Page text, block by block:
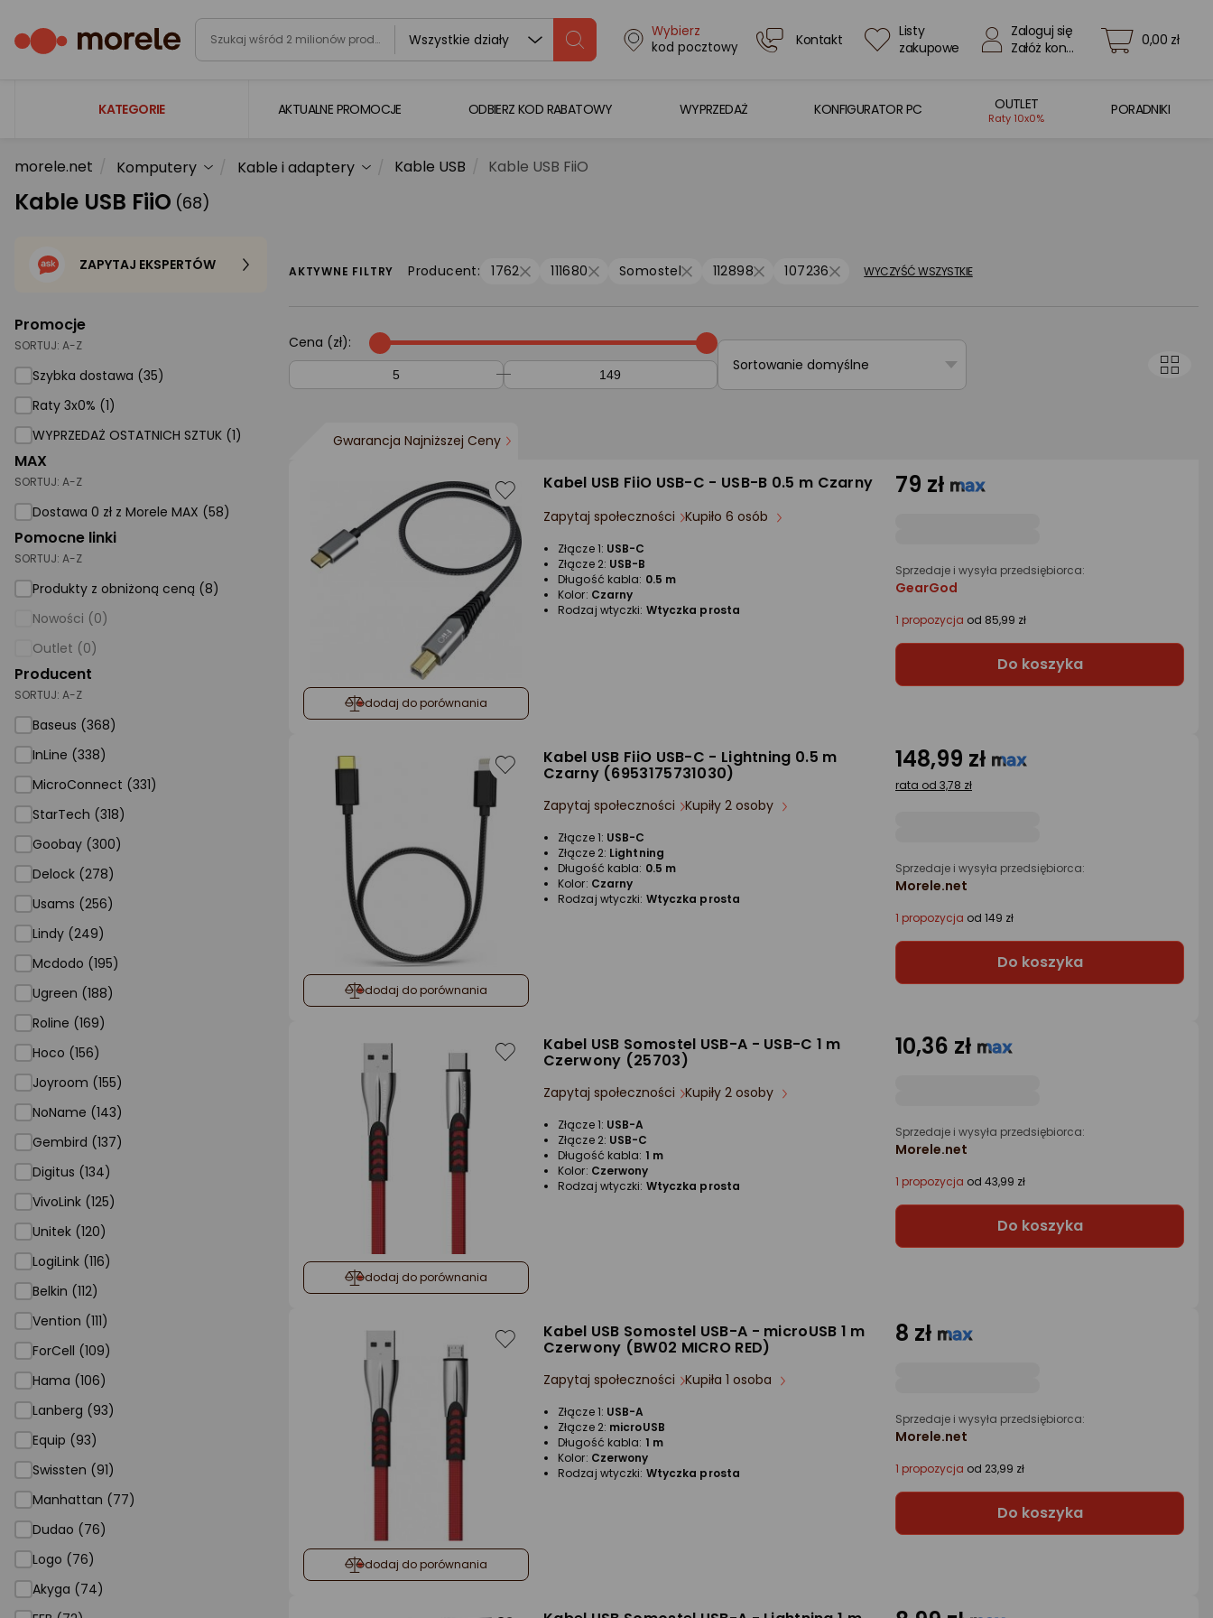
Wszystkie działy
Wybierz
kod pocztowy
Kontakt
Listy
zakupowe
Zaloguj się
Załóż konto
0,00 zł
KATEGORIE
Laptopy
Komputery
Gaming
Telewizory i audio
Foto i kamery
AGD duże
AGD małe
Dom i ogród
Biuro i firma
Sport i turystyka
Supermarket
Strefa marek
AKTUALNE PROMOCJE ODBIERZ KOD RABATOWY WYPRZEDAŻ KONFIGURATOR PC OUTLET
Raty 10x0%
PORADNIKI
morele.net Komputery Kable i adaptery Kable USB Kable USB FiiO
Kable USB FiiO (68)
Promocje
SORTUJ: A-Z
Szybka dostawa (35)
Raty 3x0% (1)
WYPRZEDAŻ OSTATNICH SZTUK (1)
MAX
SORTUJ: A-Z
Dostawa 0 zł z Morele MAX (58)
Pomocne linki
SORTUJ: A-Z
Produkty z obniżoną ceną (8)
Nowości (0)
Outlet (0)
Producent
SORTUJ: A-Z
Baseus (368)
InLine (338)
MicroConnect (331)
StarTech (318)
Goobay (300)
Delock (278)
Usams (256)
Lindy (249)
Mcdodo (195)
Ugreen (188)
Roline (169)
Hoco (156)
Joyroom (155)
NoName (143)
Gembird (137)
Digitus (134)
VivoLink (125)
Unitek (120)
LogiLink (116)
Belkin (112)
Vention (111)
ForCell (109)
Hama (106)
Lanberg (93)
Equip (93)
Swissten (91)
Manhattan (77)
Dudao (76)
Logo (76)
Akyga (74)
ZAPYTAJ EKSPERTÓW AKTYWNE FILTRY Producent: 1762 111680 Somostel 112898 107236 WYCZYŚĆ WSZYSTKIE
Cena (zł):
Sortowanie domyślne
Gwarancja Najniższej Ceny
dodaj do porównania
Kabel USB FiiO USB-C - USB-B 0.5 m Czarny
Zapytaj społeczności Kupiło 6 osób
Złącze 1: USB-C
Złącze 2: USB-B
Długość kabla: 0.5 m
Kolor: Czarny
Rodzaj wtyczki: Wtyczka prosta
79 zł
Sprzedaje i wysyła przedsiębiorca:
GearGod
1 propozycja od 85,99 zł
Do koszyka
dodaj do porównania
Kabel USB FiiO USB-C - Lightning 0.5 m
Czarny (6953175731030)
Zapytaj społeczności Kupiły 2 osoby
Złącze 1: USB-C
Złącze 2: Lightning
Długość kabla: 0.5 m
Kolor: Czarny
Rodzaj wtyczki: Wtyczka prosta
148,99 zł
rata od 3,78 zł
Sprzedaje i wysyła przedsiębiorca:
Morele.net
1 propozycja od 149 zł
Do koszyka
dodaj do porównania
Kabel USB Somostel USB-A - USB-C 1 m
Czerwony (25703)
Zapytaj społeczności Kupiły 2 osoby
Złącze 1: USB-A
Złącze 2: USB-C
Długość kabla: 1 m
Kolor: Czerwony
Rodzaj wtyczki: Wtyczka prosta
10,36 zł
Sprzedaje i wysyła przedsiębiorca:
Morele.net
1 propozycja od 43,99 zł
Do koszyka
dodaj do porównania
Kabel USB Somostel USB-A - microUSB 1 m
Czerwony (BW02 MICRO RED)
Zapytaj społeczności Kupiła 1 osoba
Złącze 1: USB-A
Złącze 2: microUSB
Długość kabla: 1 m
Kolor: Czerwony
Rodzaj wtyczki: Wtyczka prosta
8 zł
Sprzedaje i wysyła przedsiębiorca:
Morele.net
1 propozycja od 23,99 zł
Do koszyka